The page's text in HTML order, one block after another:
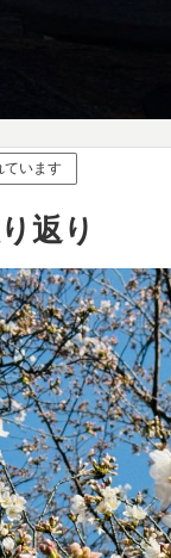
ています
返り